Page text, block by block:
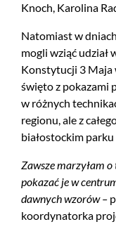
Knoch, Karolina
Natomiast w
mogli wziąć udział
Konstytucji 3 Maja
święto z pokazami
w różnych
regionu, ale z
białostockim
Zawsze marzyłam
pokazać je w
dawnych wzorów –
koordynatorka